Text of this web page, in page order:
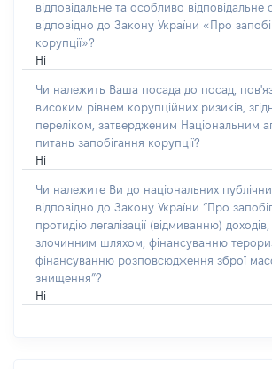
відповідальне та особливо відповідальне
відповідно до Закону України «Про
корупції»?
Ні
Чи належить Ваша посада до посад,
високим рівнем корупційних ризиків,
переліком, затвердженим Національним
питань запобігання корупції?
Ні
Чи належите Ви до національних
відповідно до Закону України “Про
протидію легалізації (відмиванню)
злочинним шляхом, фінансуванню
фінансуванню розповсюдження зброї
знищення”?
Ні